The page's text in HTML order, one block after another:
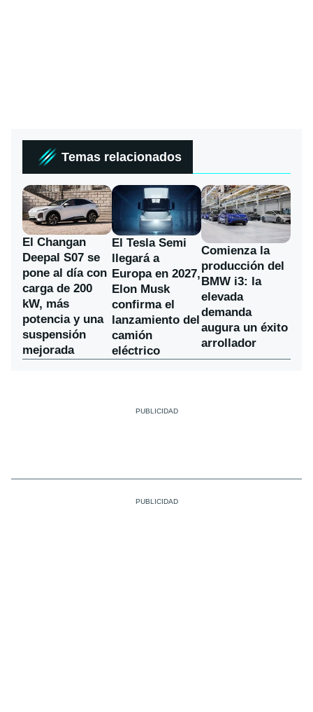
Temas relacionados
El Changan
Deepal S07 se
pone al día con
carga de 200
kW, más
potencia y una
suspensión
mejorada
El Tesla Semi
llegará a
Europa en 2027,
Elon Musk
confirma el
lanzamiento del
camión
eléctrico
Comienza la
producción del
BMW i3: la
elevada
demanda
augura un éxito
arrollador